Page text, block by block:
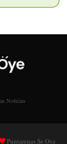
Noticias
Puntarenas Se Oye